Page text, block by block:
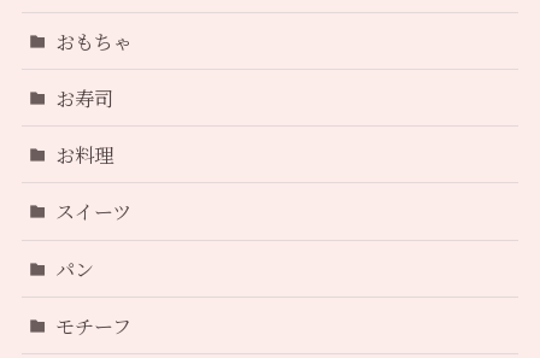
おもちゃ
お寿司
お料理
スイーツ
パン
モチーフ